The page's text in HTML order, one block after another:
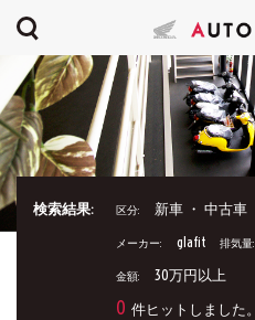
検索結果: 区分: 新車 ・ 中古車
メーカー: glafit 排気量:
金額: 30万円以上
0 件ヒットしました。